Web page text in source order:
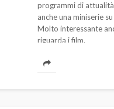
programmi di
anche una miniserie
Molto interessante
riguarda i film.